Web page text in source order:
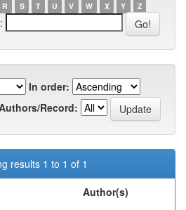
R S T U V W X Y Z
In order:
Record:
results 1 to 1 of 1
Author(s)